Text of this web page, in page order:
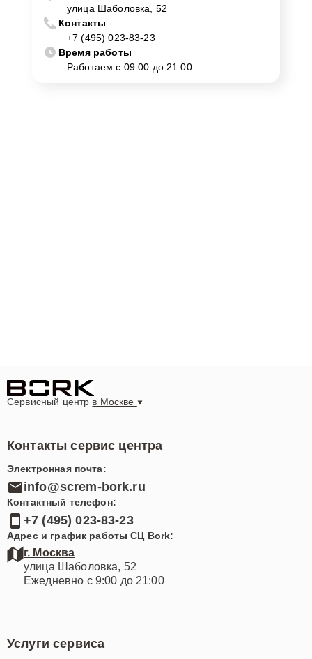
улица Шаболовка, 52
Контакты
+7 (495) 023-83-23
Время работы
Работаем с 09:00 до 21:00
Сервисный центр в Москве
Контакты сервис центра
Электронная почта:
info@screm-bork.ru
Контактный телефон:
+7 (495) 023-83-23
Адрес и график работы СЦ Bork:
г. Москва
улица Шаболовка, 52
Ежедневно с 9:00 до 21:00
Услуги сервиса